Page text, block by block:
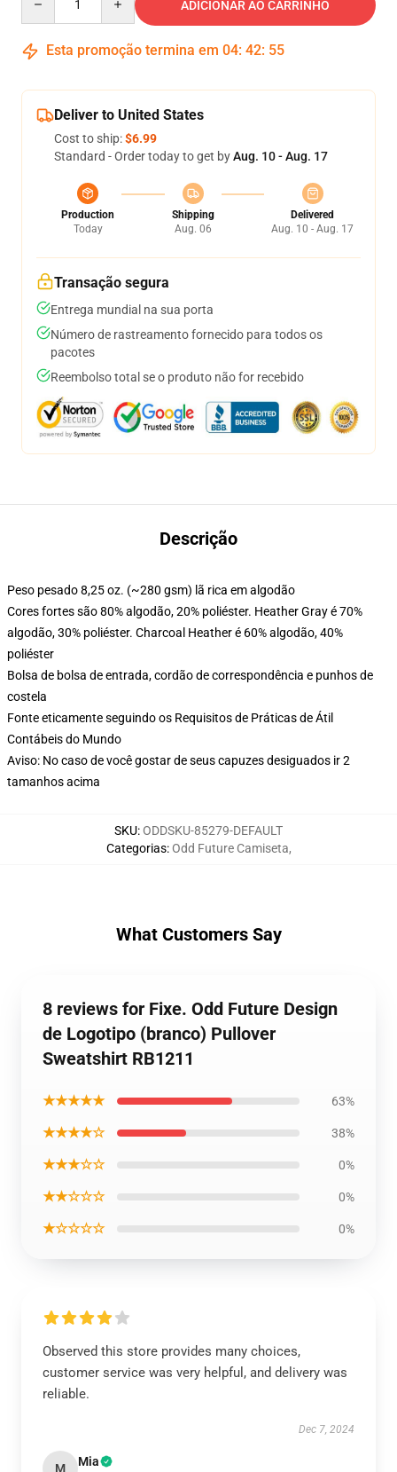
ADICIONAR AO CARRINHO
Esta promoção termina em 04: 42: 54
Deliver to United States
Cost to ship:$6.99
Standard - Order today to get byAug. 10 - Aug. 17
Production
Today
Shipping
Aug. 06
Delivered
Aug. 10 - Aug. 17
Transação segura
Entrega mundial na sua porta
Número de rastreamento fornecido para todos os
pacotes
Reembolso total se o produto não for recebido
Descrição
Peso pesado 8,25 oz. (~280 gsm) lã rica em algodão
Cores fortes são 80% algodão, 20% poliéster. Heather Gray é 70%
algodão, 30% poliéster. Charcoal Heather é 60% algodão, 40%
poliéster
Bolsa de bolsa de entrada, cordão de correspondência e punhos de
costela
Fonte eticamente seguindo os Requisitos de Práticas de Átil
Contábeis do Mundo
Aviso: No caso de você gostar de seus capuzes desiguados ir 2
tamanhos acima
SKU:ODDSKU-85279-DEFAULT
Categorias:Odd Future Camiseta,
What Customers Say
8 reviews for Fixe. Odd Future Design
de Logotipo (branco) Pullover
Sweatshirt RB1211
★★★★★ 63%
★★★★☆ 38%
★★★☆☆ 0%
★★☆☆☆ 0%
★☆☆☆☆ 0%
Observed this store provides many choices,
customer service was very helpful, and delivery was
reliable.
Dec 7, 2024
M Mia